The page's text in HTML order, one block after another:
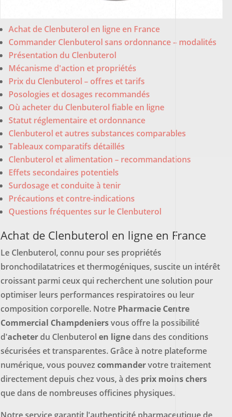
Achat de Clenbuterol en ligne en France
Commander Clenbuterol sans ordonnance – modalités
Présentation du Clenbuterol
Mécanisme d'action et propriétés
Prix du Clenbuterol – offres et tarifs
Posologies et dosages recommandés
Où acheter du Clenbuterol fiable en ligne
Statut réglementaire et ordonnance
Clenbuterol et autres substances comparables
Tableaux comparatifs détaillés
Clenbuterol et alimentation – recommandations
Effets secondaires potentiels
Surdosage et conduite à tenir
Précautions et contre-indications
Questions fréquentes sur le Clenbuterol
Achat de Clenbuterol en ligne en France
Le Clenbuterol, connu pour ses propriétés
bronchodilatatrices et thermogéniques, suscite un intérêt
croissant parmi ceux qui recherchent une solution pour
optimiser leurs performances respiratoires ou leur
composition corporelle. Notre Pharmacie Centre
Commercial Champdeniersvous offre la possibilité
d'acheterdu Clenbuterol en lignedans des conditions
sécurisées et transparentes. Grâce à notre plateforme
numérique, vous pouvez commandervotre traitement
directement depuis chez vous, à des prix moins chers
que dans de nombreuses officines physiques.